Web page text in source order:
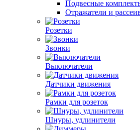
Подвесные
Отражатели и
Розетки
Звонки
Выключатели
Датчики движения
Рамки для розеток
Шнуры, удлинители